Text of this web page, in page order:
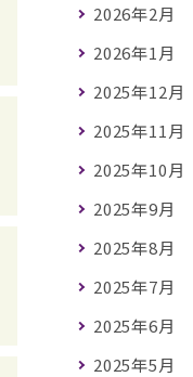
2026年2月
2026年1月
2025年12月
2025年11月
2025年10月
2025年9月
2025年8月
2025年7月
2025年6月
2025年5月